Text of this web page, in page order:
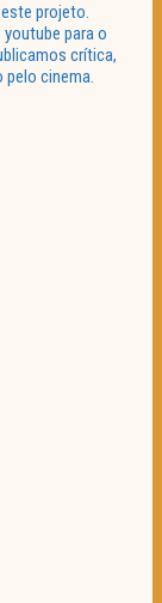
projeto.
para o
crítica,
cinema.